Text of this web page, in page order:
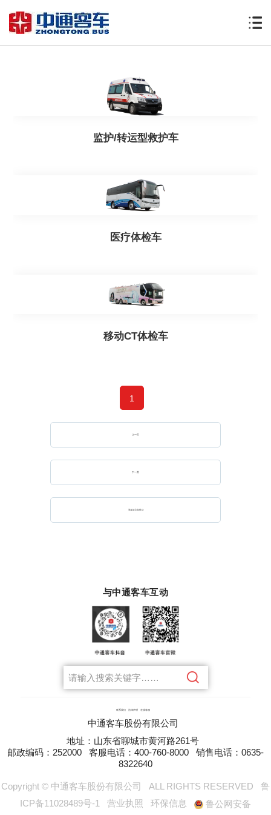
监护/转运型救护车
医疗体检车
移动CT体检车
1
上一页
下一页
第1/1总条数: 3
与中通客车互动
联系我们 法律声明 在线客服
中通客车股份有限公司
地址：山东省聊城市黄河路261号
邮政编码：252000
客服电话：400-760-8000
销售电话：0635-
8322640
Copyright © 中通客车股份有限公司 ALL RIGHTS RESERVED
鲁
ICP备11028489号-1
营业执照 环保信息 鲁公网安备